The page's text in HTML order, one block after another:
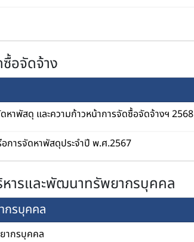
อจัดจ้าง
หาพัสดุ และความก้าวหน้าการจัดซื้อจัดจ้างฯ 2568
การจัดหาพัสดุประจำปี พ.ศ.2567
ารและพัฒนาทรัพยากรบุคคล
กรบุคคล
ากรบุคคล